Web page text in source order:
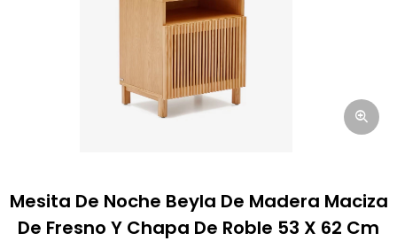
Mesita De Noche Beyla De Madera Maciza
De Fresno Y Chapa De Roble 53 X 62 Cm
Mensaje